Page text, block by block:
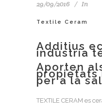
29/09/2016 In
Textile Ceram
Additius
indústria
Aporten
propietats
per a la
TEXTILE CERAM es